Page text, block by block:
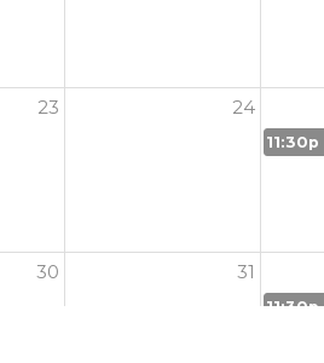
23 24
11:30p
30 31
11:30p